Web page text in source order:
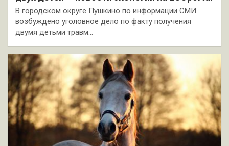
В городском округе Пушкино по информации СМИ
возбуждено уголовное дело по факту получения
двумя детьми травм…